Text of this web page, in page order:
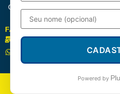
Cotidiano
Política Esportes
FALE CONOSCO
© 2026 | Correio Serrano –
Powered by